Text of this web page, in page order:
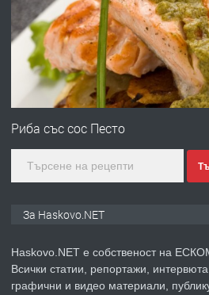
ПРЕДЛАГА
№4120
градската
Риба със сос Песто
За Haskovo.NET
Haskovo.NET е собственост на
Всички статии, репортажи, интервюта
графични и видео материали,